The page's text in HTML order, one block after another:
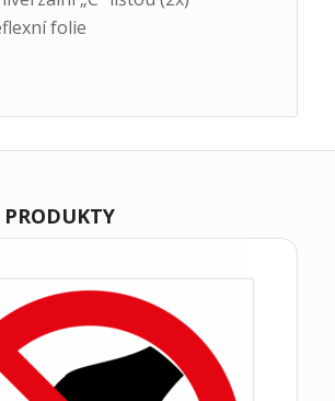
folie
PRODUKTY